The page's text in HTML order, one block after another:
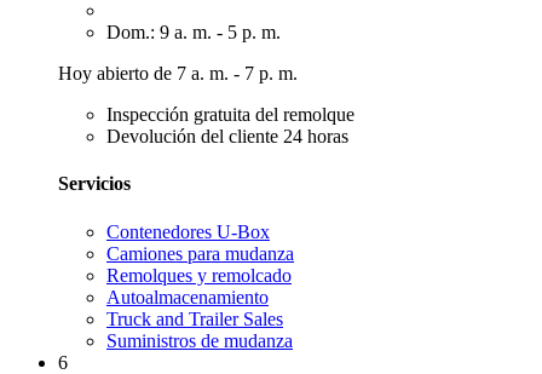
Dom.: 9 a. m. - 5 p. m.
Hoy abierto de 7 a. m. - 7 p. m.
Inspección gratuita del remolque
Devolución del cliente 24 horas
Servicios
Contenedores U-Box
Camiones para mudanza
Remolques y remolcado
Autoalmacenamiento
Truck and Trailer Sales
Suministros de mudanza
6